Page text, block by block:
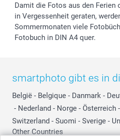
Damit die Fotos aus den Ferien
in Vergessenheit geraten,
Sommermonaten viele
Fotobuch in DIN A4 quer.
smartphoto gibt es in
België - Belgique - Danmark -
- Nederland - Norge - Österreich -
Switzerland - Suomi - Sverige -
Other Countries